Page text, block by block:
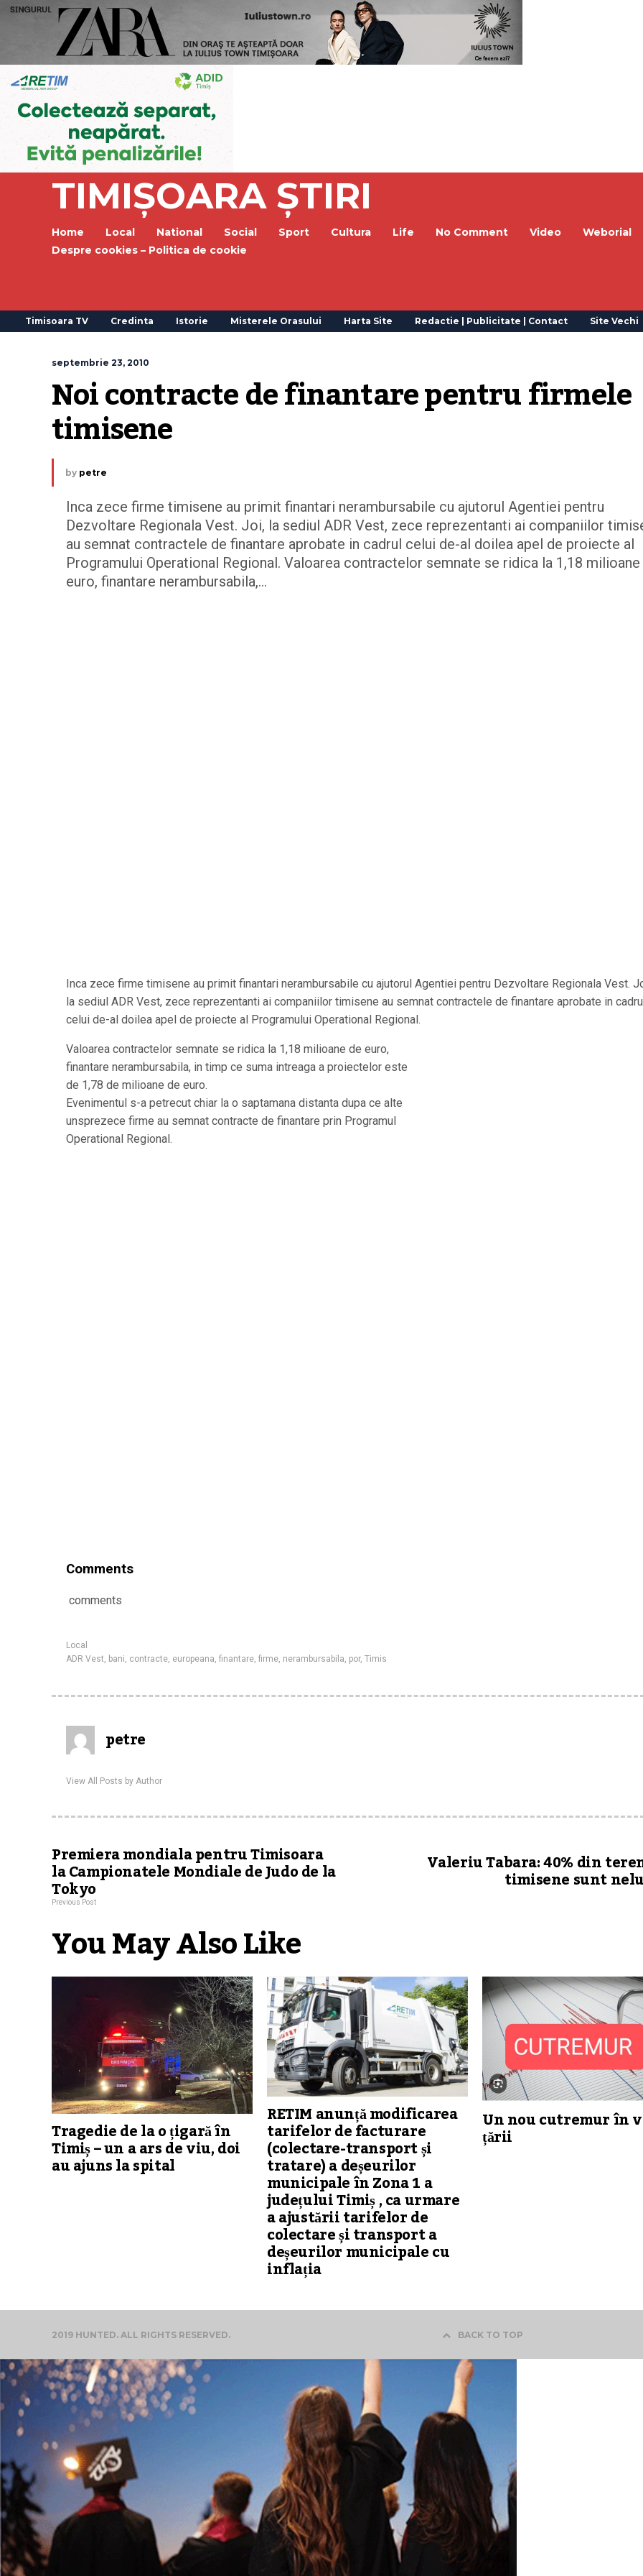
TIMIȘOARA ȘTIRI
Home Local National Social Sport Cultura Life No Comment Video
Weborial
Despre cookies – Politica de cookie
Timisoara TV Credinta Istorie Misterele Orasului Harta Site Redactie | Publicitate | Contact Site Vechi
septembrie 23, 2010
Noi contracte de finantare pentru firmele
timisene
by petre
Inca zece firme timisene au primit finantari nerambursabile cu ajutorul Agentiei pentru
Dezvoltare Regionala Vest. Joi, la sediul ADR Vest, zece reprezentanti ai companiilor
au semnat contractele de finantare aprobate in cadrul celui de-al doilea apel de proiecte al
Programului Operational Regional. Valoarea contractelor semnate se ridica la 1,18
euro, finantare nerambursabila,…
Inca zece firme timisene au primit finantari nerambursabile cu ajutorul Agentiei pentru Dezvoltare Regionala Vest.
la sediul ADR Vest, zece reprezentanti ai companiilor timisene au semnat contractele de finantare aprobate in
celui de-al doilea apel de proiecte al Programului Operational Regional.
Valoarea contractelor semnate se ridica la 1,18 milioane de euro,
finantare nerambursabila, in timp ce suma intreaga a proiectelor este
de 1,78 de milioane de euro.
Evenimentul s-a petrecut chiar la o saptamana distanta dupa ce alte
unsprezece firme au semnat contracte de finantare prin Programul
Operational Regional.
Comments
comments
Local
ADR Vest, bani, contracte, europeana, finantare, firme, nerambursabila, por, Timis
petre
View All Posts by Author
Premiera mondiala pentru Timisoara
la Campionatele Mondiale de Judo de la
Tokyo
Previous Post
Valeriu Tabara: 40% din
timisene sunt
You May Also Like
Tragedie de la o țigară în
Timiș – un a ars de viu, doi
au ajuns la spital
RETIM anunță modificarea
tarifelor de facturare
(colectare-transport și
tratare) a deșeurilor
municipale în Zona 1 a
județului Timiș , ca urmare
a ajustării tarifelor de
colectare și transport a
deșeurilor municipale cu
inflația
Un nou cutremur în
țării
2019 HUNTED. ALL RIGHTS RESERVED. BACK TO TOP